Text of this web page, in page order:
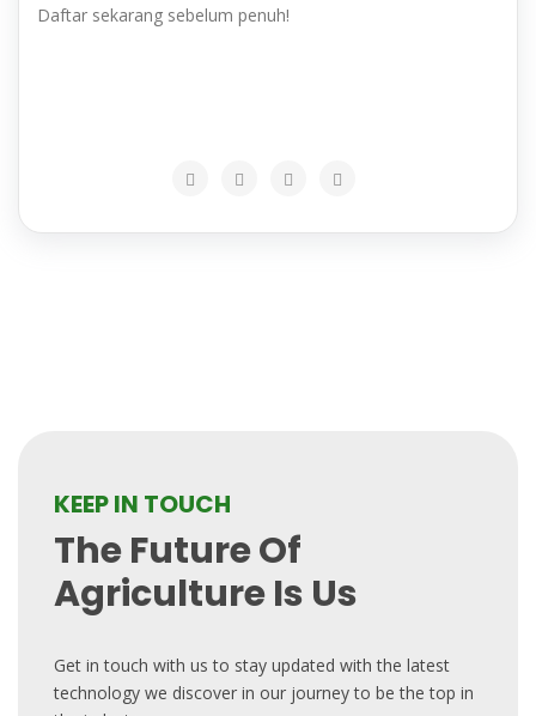
Daftar sekarang sebelum penuh!
KEEP IN TOUCH
The Future Of
Agriculture Is Us
Get in touch with us to stay updated with the latest
technology we discover in our journey to be the top in